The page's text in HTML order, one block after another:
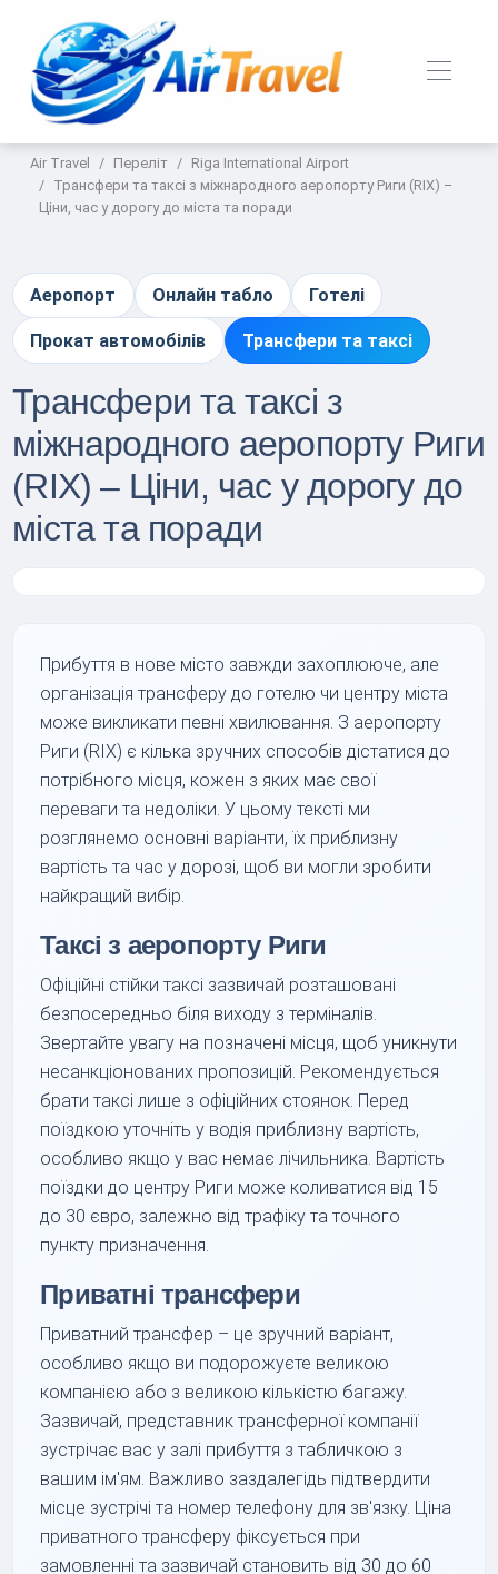
Air Travel Переліт
Riga International Airport
Трансфери та таксі з міжнародного аеропорту Риги (RIX) –
Ціни, час у дорогу до міста та поради
Аеропорт Онлайн табло Готелі
Прокат автомобілів Трансфери та таксі
Трансфери та таксі з
міжнародного аеропорту Риги
(RIX) – Ціни, час у дорогу до
міста та поради
Прибуття в нове місто завжди захоплююче, але
організація трансферу до готелю чи центру міста
може викликати певні хвилювання. З аеропорту
Риги (RIX) є кілька зручних способів дістатися до
потрібного місця, кожен з яких має свої
переваги та недоліки. У цьому тексті ми
розглянемо основні варіанти, їх приблизну
вартість та час у дорозі, щоб ви могли зробити
найкращий вибір.
Таксі з аеропорту Риги
Офіційні стійки таксі зазвичай розташовані
безпосередньо біля виходу з терміналів.
Звертайте увагу на позначені місця, щоб уникнути
несанкціонованих пропозицій. Рекомендується
брати таксі лише з офіційних стоянок. Перед
поїздкою уточніть у водія приблизну вартість,
особливо якщо у вас немає лічильника. Вартість
поїздки до центру Риги може коливатися від 15
до 30 євро, залежно від трафіку та точного
пункту призначення.
Приватні трансфери
Приватний трансфер – це зручний варіант,
особливо якщо ви подорожуєте великою
компанією або з великою кількістю багажу.
Зазвичай, представник трансферної компанії
зустрічає вас у залі прибуття з табличкою з
вашим ім'ям. Важливо заздалегідь підтвердити
місце зустрічі та номер телефону для зв'язку. Ціна
приватного трансферу фіксується при
замовленні та зазвичай становить від 30 до 60